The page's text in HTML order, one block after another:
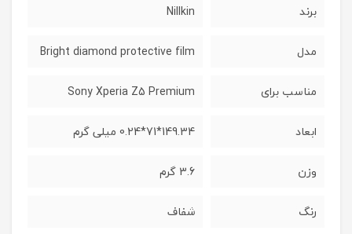
برند Nillkin
مدل Bright diamond protective film
مناسب برای Sony Xperia Z5 Premium
ابعاد 149.34*71*0.24 میلی گرم
وزن 3.6 گرم
رنگ شفاف